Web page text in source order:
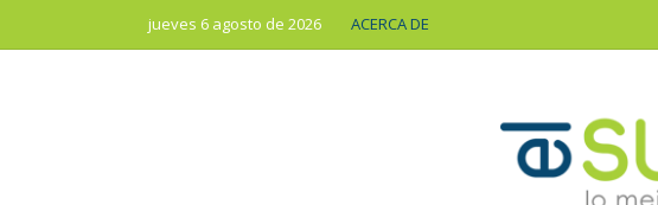
jueves 6 agosto de 2026 ACERCA DE